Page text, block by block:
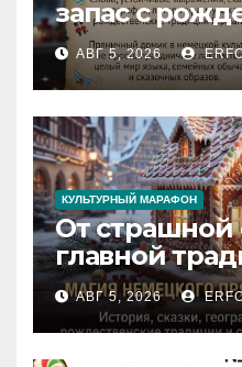
запас с
сказкой!
вместе с
АВГ 5, 2026
КУЛЬТУРНЫЙ МАРАФОН
От страшной
главной
Рождества:
немецкого
домика!
АВГ 5, 2026